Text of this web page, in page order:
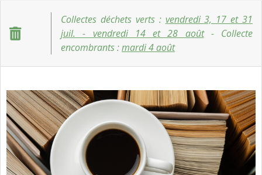
Collectes déchets verts : vendredi 3, 17 et 31
juil. - vendredi 14 et 28 août- Collecte
encombrants :mardi 4 août